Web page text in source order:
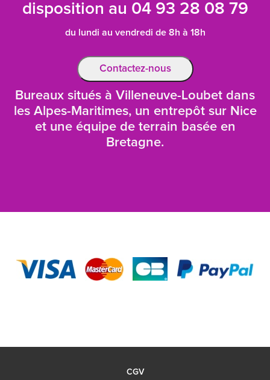
disposition au 04 93 28 08 79
du lundi au vendredi de 8h à 18h
Contactez-nous
Bureaux situés à Villeneuve-Loubet dans
les Alpes-Maritimes, un entrepôt sur Nice
et une équipe de terrain basée en
Bretagne.
CGV